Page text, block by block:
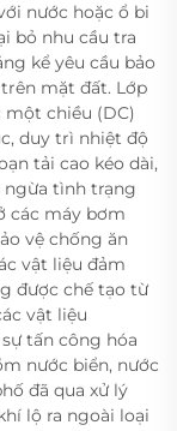
nước hoặc ổ bi
bỏ nhu cầu tra
kể yêu cầu bảo
mặt đất. Lớp
chiều (DC)
duy trì nhiệt độ
tải cao kéo dài,
ngừa tình trạng
các máy bơm
vệ chống ăn
vật liệu đảm
được chế tạo từ
vật liệu
tấn công hóa
nước biển, nước
đã qua xử lý
lộ ra ngoài loại